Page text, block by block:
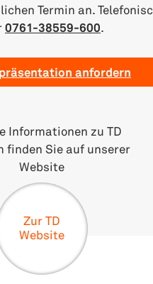
Termin an.
0761-38559-600.
anfordern
Informationen zu TD
finden Sie auf unserer
Website
Zur TD
Website